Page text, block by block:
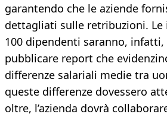
garantendo che le aziende
dettagliati sulle retribuzioni. Le
100 dipendenti saranno,
pubblicare report che
differenze salariali medie tra
queste differenze dovessero
oltre, l’azienda dovrà